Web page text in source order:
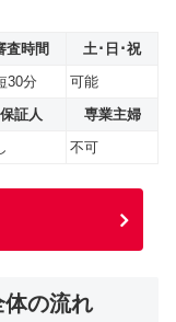
査時間
土･日･祝
30分
可能
保証人
専業主婦
不可
の流れ